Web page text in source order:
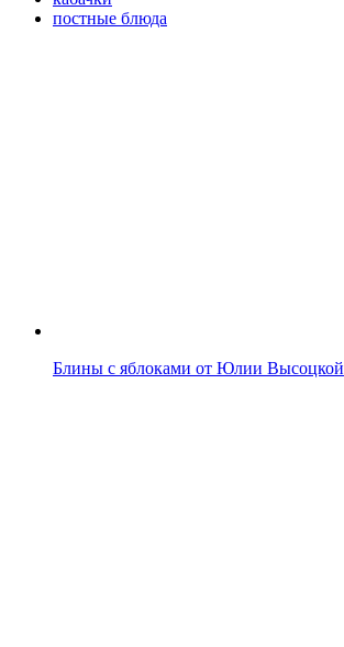
постные блюда
Блины с яблоками от Юлии Высоцкой